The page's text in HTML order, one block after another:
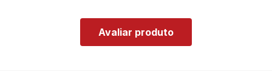
Avaliar produto